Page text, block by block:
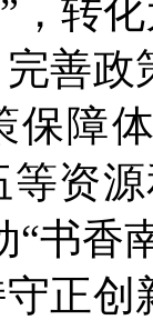
，转
善
保障
资
“书香
正